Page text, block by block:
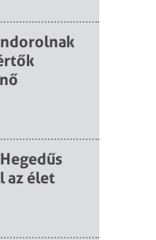
az élet